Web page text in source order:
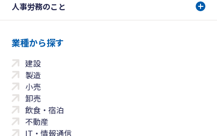
人事労務のこと
業種から探す
建設
製造
小売
卸売
飲食・宿泊
不動産
IT・情報通信